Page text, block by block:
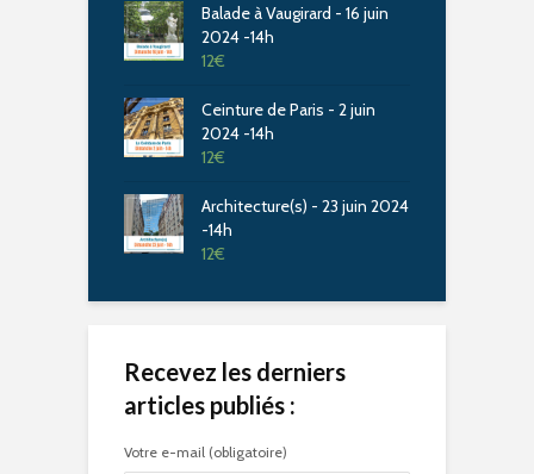
Balade à Vaugirard - 16 juin
2024 -14h
12€
Ceinture de Paris - 2 juin
2024 -14h
12€
Architecture(s) - 23 juin 2024
-14h
12€
Recevez les derniers
articles publiés :
Votre e-mail (obligatoire)